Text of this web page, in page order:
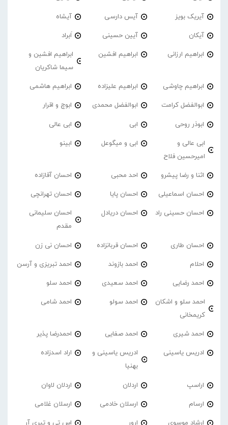
آیریک بویز آیس دارسی آیشاه
آیکان آیین حسینی اَبراد
ابراهیم ارزانی ابراهیم افشین
ابراهیم افشین و
سیما شاکریان
ابراهیم چاوشی ابراهیم علیزاده ابراهیم هاشمی
ابوالفضل کرامت ابوالفضل محمدی ابوچ و اقرار
ابوذر روحی ابی ابی عالی
ابی عالی و
امیرحسین فلاح
ابی و میگوعل ابینو
اثنا و رضا پیشرو احد محبی احسان آقازاده
احسان اسماعیلی احسان پایا احسان تهرانچی
احسان حسینی راد احسان دریادل
احسان سلیمانی
مقدم
احسان طاری احسان قربانزاده احسان نی زن
احلام احمد بازوند احمد تبریزی و آرسن
احمد‌ رضایی احمد سعیدی احمد سلو
احمد سلو و اشکان
کریمخانی
احمد سولو احمد شامی
احمد شیری احمد صفایی احمدرضا پذیر
ادریس یاسینی
ادریس یاسینی و
بهنیا
اراد اسدزاده
اراسپ اردلان اردلان لاوان
ارسام ارسلان خادمی ارسلان غلامی
ارشاد موسوی ارور اس تی و تیری آر